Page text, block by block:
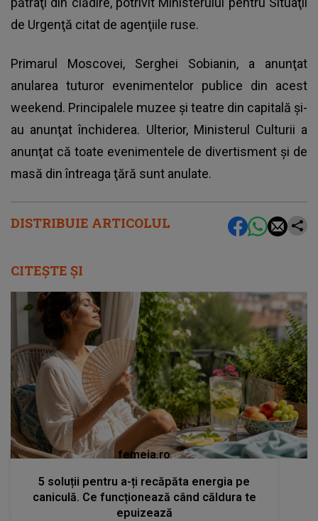
DISTRIBUIE ARTICOLUL
de Urgenţă citat de agenţiile ruse.
Primarul Moscovei, Serghei Sobianin, a anunţat
anularea tuturor evenimentelor publice din acest
weekend. Principalele muzee şi teatre din capitală şi-
au anunţat închiderea. Ulterior, Ministerul Culturii a
anunţat că toate evenimentele de divertisment şi de
masă din întreaga ţără sunt anulate.
CITEȘTE ȘI
femeia.ro
5 soluții pentru a-ți recăpăta energia pe
caniculă. Ce funcționează când căldura te
epuizează